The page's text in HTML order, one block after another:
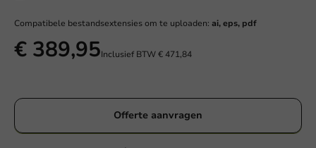
Compatibele bestandsextensies om te uploaden: ai, eps, pdf
€ 389,95Inclusief BTW€ 471,84
Offerte aanvragen